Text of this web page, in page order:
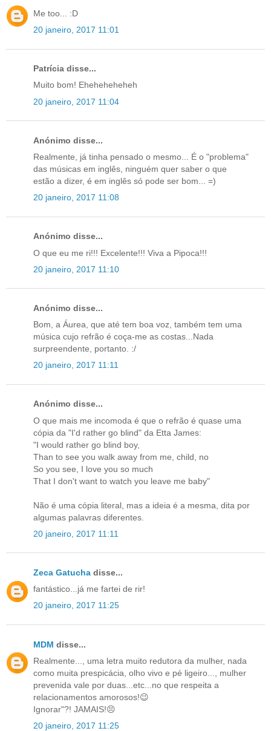
Me too... :D
20 janeiro, 2017 11:01
Patrícia disse...
Muito bom! Eheheheheheh
20 janeiro, 2017 11:04
Anónimo disse...
Realmente, já tinha pensado o mesmo... É o "problema"
das músicas em inglês, ninguém quer saber o que
estão a dizer, é em inglês só pode ser bom... =)
20 janeiro, 2017 11:08
Anónimo disse...
O que eu me ri!!! Excelente!!! Viva a Pipoca!!!
20 janeiro, 2017 11:10
Anónimo disse...
Bom, a Áurea, que até tem boa voz, também tem uma
música cujo refrão é coça-me as costas...Nada
surpreendente, portanto. :/
20 janeiro, 2017 11:11
Anónimo disse...
O que mais me incomoda é que o refrão é quase uma
cópia da "I'd rather go blind" da Etta James:
"I would rather go blind boy,
Than to see you walk away from me, child, no
So you see, I love you so much
That I don't want to watch you leave me baby"
Não é uma cópia literal, mas a ideia é a mesma, dita por
algumas palavras diferentes.
20 janeiro, 2017 11:11
Zeca Gatucha disse...
fantástico...já me fartei de rir!
20 janeiro, 2017 11:25
MDM disse...
Realmente..., uma letra muito redutora da mulher, nada
como muita prespicácia, olho vivo e pé ligeiro..., mulher
prevenida vale por duas...etc...no que respeita a
relacionamentos amorosos!😉
Ignorar"?! JAMAIS!😣
20 janeiro, 2017 11:25